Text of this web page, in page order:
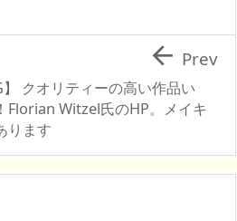
】 クオリティーの高い作品い
Florian Witzel氏のHP。メイキ
ります
 Prev